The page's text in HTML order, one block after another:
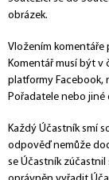
obrázek.
Vložením komentáře
Komentář musí být v
platformy Facebook,
Pořadatele nebo jiné
Každý Účastník smí
odpověď nemůže
se Účastník